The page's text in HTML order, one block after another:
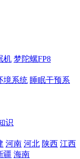
机 梦陀螺FP8
境系统 睡眠干预系
识
河南 河北 陕西 江西
疆 海南